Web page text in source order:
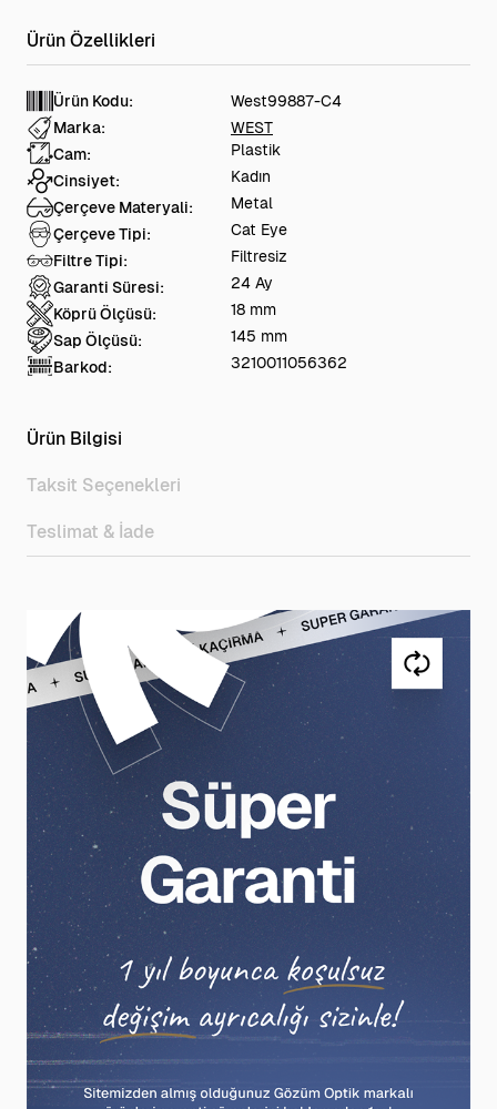
Ürün Kodu:
West99887-C4
Marka:
WEST
Cam:
Plastik
Cinsiyet:
Kadın
Çerçeve Materyali:
Metal
Çerçeve Tipi:
Cat Eye
Filtre Tipi:
Filtresiz
Garanti Süresi:
24 Ay
Köprü Ölçüsü:
18 mm
Sap Ölçüsü:
145 mm
Barkod:
3210011056362
Ürün Bilgisi
Taksit Seçenekleri
Teslimat & İade